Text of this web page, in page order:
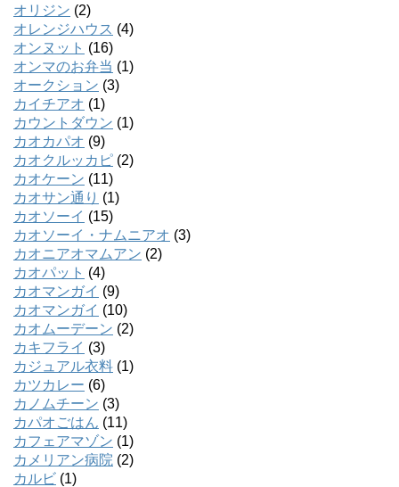
オリジン (2)
オレンジハウス (4)
オンヌット (16)
オンマのお弁当 (1)
オークション (3)
カイチアオ (1)
カウントダウン (1)
カオカパオ (9)
カオクルッカピ (2)
カオケーン (11)
カオサン通り (1)
カオソーイ (15)
カオソーイ・ナムニアオ (3)
カオニアオマムアン (2)
カオパット (4)
カオマンガイ (9)
カオマンガイ (10)
カオムーデーン (2)
カキフライ (3)
カジュアル衣料 (1)
カツカレー (6)
カノムチーン (3)
カパオごはん (11)
カフェアマゾン (1)
カメリアン病院 (2)
カルビ (1)